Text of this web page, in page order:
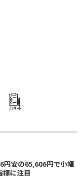
ｱﾝｹｰﾄ
円安の65,606円で小幅
に注目